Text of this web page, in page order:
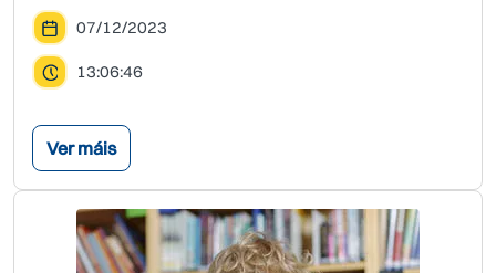
07/12/2023
13:06:46
Ver máis